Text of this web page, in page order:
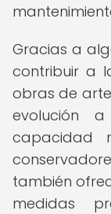
Gracias a
contribuir a
obras de
evolución
capacidad
también
medidas